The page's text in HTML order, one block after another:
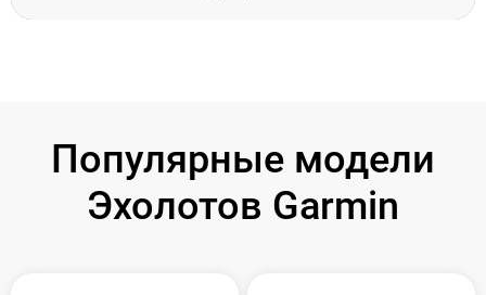
Популярные модели
Эхолотов Garmin